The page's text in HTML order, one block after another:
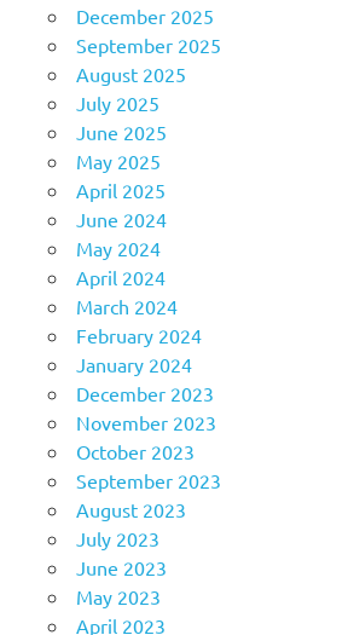
December 2025
September 2025
August 2025
July 2025
June 2025
May 2025
April 2025
June 2024
May 2024
April 2024
March 2024
February 2024
January 2024
December 2023
November 2023
October 2023
September 2023
August 2023
July 2023
June 2023
May 2023
April 2023